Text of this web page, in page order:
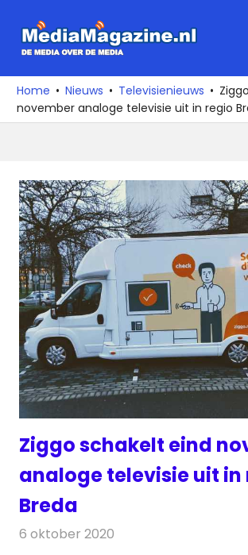
naar
media
over
de
Home Nieuws Televisienieuws
november analoge televisie uit in regio
Ziggo schakelt eind
analoge televisie uit in
Breda
6 oktober 2020